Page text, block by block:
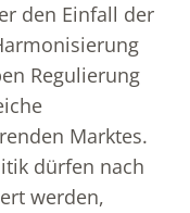
den Einfall der
Regulierung
Marktes.
dürfen nach
werden,